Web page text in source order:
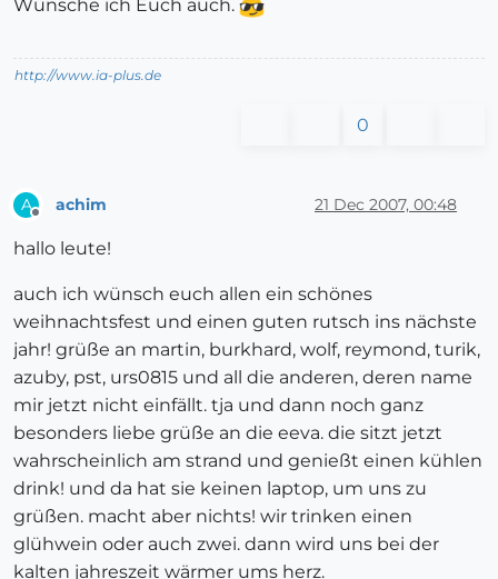
Wünsche ich Euch auch.
http://www.ia-plus.de
0
A achim 21 Dec 2007, 00:48
hallo leute!
auch ich wünsch euch allen ein schönes
weihnachtsfest und einen guten rutsch ins nächste
jahr! grüße an martin, burkhard, wolf, reymond, turik,
azuby, pst, urs0815 und all die anderen, deren name
mir jetzt nicht einfällt. tja und dann noch ganz
besonders liebe grüße an die eeva. die sitzt jetzt
wahrscheinlich am strand und genießt einen kühlen
drink! und da hat sie keinen laptop, um uns zu
grüßen. macht aber nichts! wir trinken einen
glühwein oder auch zwei. dann wird uns bei der
kalten jahreszeit wärmer ums herz.